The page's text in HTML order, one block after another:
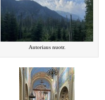
Autoriaus nuotr.